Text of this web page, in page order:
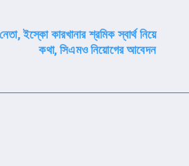
ইস্কো কারখানার শ্রমিক স্বার্থ নিয়ে
কথা, সিএমও নিয়োগের আবেদন